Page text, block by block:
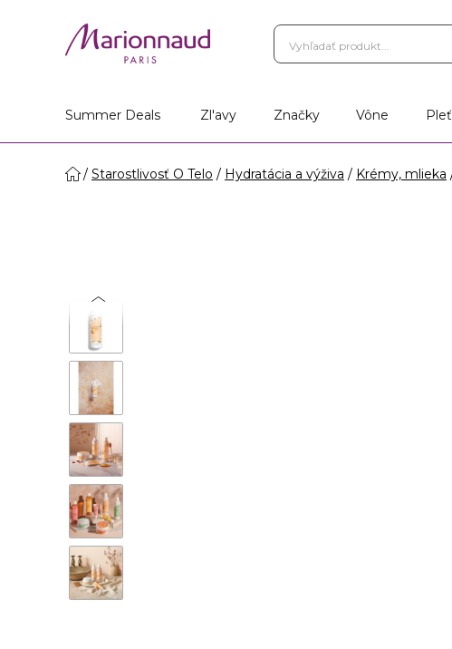
Summer Deals Zl'avy Značky Vône Pleť
Starostlivosť O Telo Hydratácia a výživa Krémy, mlieka